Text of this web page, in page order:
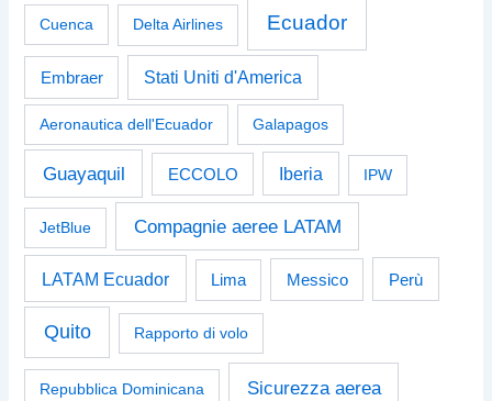
Cuenca Delta Airlines Ecuador
Embraer Stati Uniti d'America
Aeronautica dell'Ecuador Galapagos
Guayaquil ECCOLO Iberia IPW
JetBlue Compagnie aeree LATAM
LATAM Ecuador Lima Messico Perù
Quito Rapporto di volo
Repubblica Dominicana Sicurezza aerea